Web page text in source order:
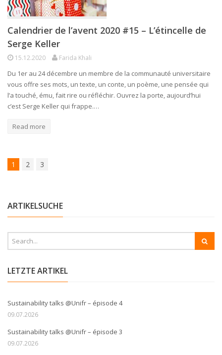
Calendrier de l’avent 2020 #15 – L’étincelle de
Serge Keller
15.12.2020 Farida Khali
Du 1er au 24 décembre un membre de la communauté universitaire
vous offre ses mots, un texte, un conte, un poème, une pensée qui
l’a touché, ému, fait rire ou réfléchir. Ouvrez la porte, aujourd’hui
c’est Serge Keller qui frappe.…
Read more
1 2 3
ARTIKELSUCHE
LETZTE ARTIKEL
Sustainability talks @Unifr – épisode 4
09.07.2026
Sustainability talks @Unifr – épisode 3
09.07.2026